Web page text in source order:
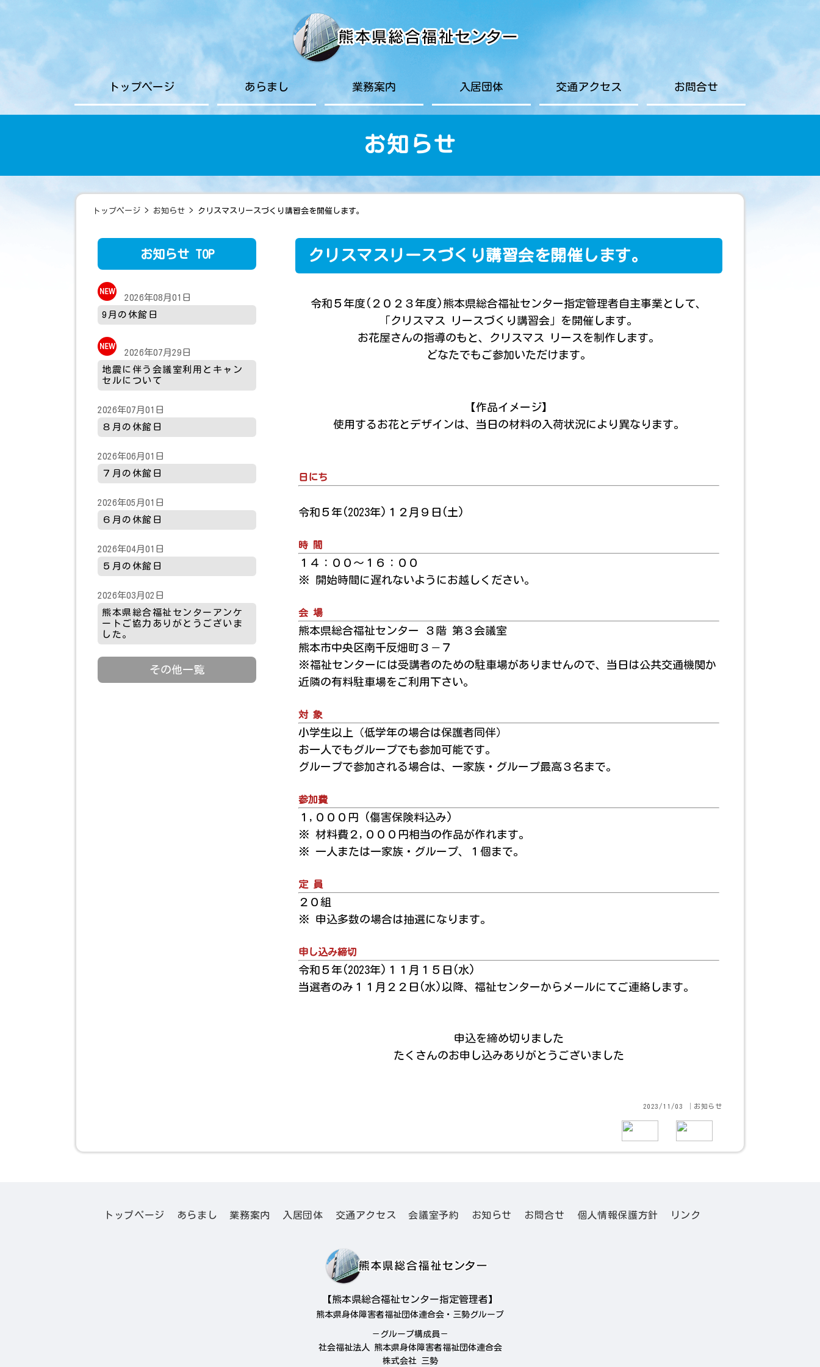
トップページ あらまし 業務案内 入居団体 交通アクセス お問合せ
お知らせ
トップページ > お知らせ > クリスマスリースづくり講習会を開催します。
お知らせ TOP
2026年08月01日
9月の休館日
2026年07月29日
地震に伴う会議室利用とキャン
セルについて
2026年07月01日
８月の休館日
2026年06月01日
７月の休館日
2026年05月01日
６月の休館日
2026年04月01日
５月の休館日
2026年03月02日
熊本県総合福祉センターアンケ
ートご協力ありがとうございま
した。
その他一覧
クリスマスリースづくり講習会を開催します。
令和５年度(２０２３年度)熊本県総合福祉センター指定管理者自主事業として、
「クリスマス リースづくり講習会」を開催します。
お花屋さんの指導のもと、クリスマス リースを制作します。
どなたでもご参加いただけます。
【作品イメージ】
使用するお花とデザインは、当日の材料の入荷状況により異なります。
日にち
令和５年(2023年)１２月９日(土)
時 間
１４：００～１６：００
※ 開始時間に遅れないようにお越しください。
会 場
熊本県総合福祉センター ３階 第３会議室
熊本市中央区南千反畑町３－７
※福祉センターには受講者のための駐車場がありませんので、当日は公共交通機関か
近隣の有料駐車場をご利用下さい。
対 象
小学生以上（低学年の場合は保護者同伴）
お一人でもグループでも参加可能です。
グループで参加される場合は、一家族・グループ最高３名まで。
参加費
１,０００円 (傷害保険料込み)
※ 材料費２,０００円相当の作品が作れます。
※ 一人または一家族・グループ、１個まで。
定 員
２０組
※ 申込多数の場合は抽選になります。
申し込み締切
令和５年(2023年)１１月１５日(水)
当選者のみ１１月２２日(水)以降、福祉センターからメールにてご連絡します。
申込を締め切りました
たくさんのお申し込みありがとうございました
2023/11/03 │お知らせ
トップページ あらまし 業務案内 入居団体 交通アクセス 会議室予約 お知らせ お問合せ 個人情報保護方針 リンク
【熊本県総合福祉センター指定管理者】
熊本県身体障害者福祉団体連合会・三勢グループ
－グループ構成員－
社会福祉法人 熊本県身体障害者福祉団体連合会
株式会社 三勢